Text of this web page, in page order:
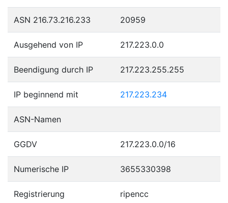
ASN 216.73.216.233 20959
Ausgehend von IP 217.223.0.0
Beendigung durch IP 217.223.255.255
IP beginnend mit 217.223.234
ASN-Namen
GGDV 217.223.0.0/16
Numerische IP 3655330398
Registrierung ripencc